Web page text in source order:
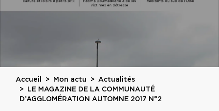
Accueil Mon actu
Actualités
LE MAGAZINE DE LA COMMUNAUTÉ
D’AGGLOMÉRATION AUTOMNE 2017 N°2